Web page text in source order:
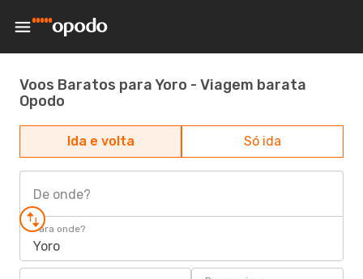
Voos Baratos para Yoro - Viagem barata
Opodo
Ida e volta Só ida
De onde?
Para onde?
Yoro